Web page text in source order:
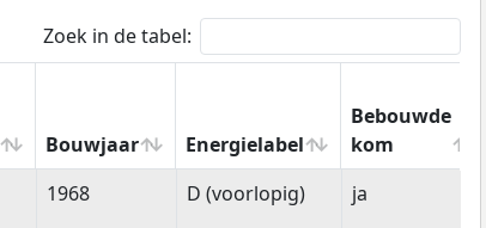
Zoek in de tabel:
Bouwjaar Energielabel
Bebouwde
kom
Bouwjaar Energielabel
Bebouwde
kom
1968 D (voorlopig) ja